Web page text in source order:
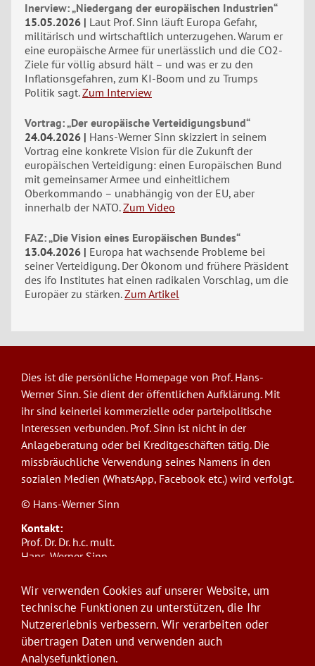
Inerview: „Niedergang der europäischen Industrien“
15.05.2026
Laut Prof. Sinn läuft Europa Gefahr,
militärisch und wirtschaftlich unterzugehen. Warum er
eine europäische Armee für unerlässlich und die CO2-
Ziele für völlig absurd hält – und was er zu den
Inflationsgefahren, zum KI-Boom und zu Trumps
Politik sagt. Zum Interview
Vortrag: „Der europäische Verteidigungsbund“
24.04.2026
Hans-Werner Sinn skizziert in seinem
Vortrag eine konkrete Vision für die Zukunft der
europäischen Verteidigung: einen Europäischen Bund
mit gemeinsamer Armee und einheitlichem
Oberkommando – unabhängig von der EU, aber
innerhalb der NATO. Zum Video
FAZ: „Die Vision eines Europäischen Bundes“
13.04.2026
Europa hat wachsende Probleme bei
seiner Verteidigung. Der Ökonom und frühere Präsident
des ifo Institutes hat einen radikalen Vorschlag, um die
Europäer zu stärken. Zum Artikel
Dies ist die persönliche Homepage von Prof. Hans-
Werner Sinn. Sie dient der öffentlichen Aufklärung. Mit
ihr sind keinerlei kommerzielle oder parteipolitische
Interessen verbunden. Prof. Sinn ist nicht in der
Anlageberatung oder bei Kreditgeschäften tätig. Die
missbräuchliche Verwendung seines Namens in den
sozialen Medien (WhatsApp, Facebook etc.) wird verfolgt.
© Hans-Werner Sinn
Kontakt:
Prof. Dr. Dr. h.c. mult.
Hans-Werner Sinn,
ifo Institut
Poschingerstr. 5, 81679 München
Telefon: +49(0)89/9224-1276
E-Mail:sinn@ifo.de
Anmelden
Wir verwenden Cookies auf unserer Website, um
technische Funktionen zu unterstützen, die Ihr
Nutzererlebnis verbessern. Wir verarbeiten oder
übertragen Daten und verwenden auch
Analysefunktionen.